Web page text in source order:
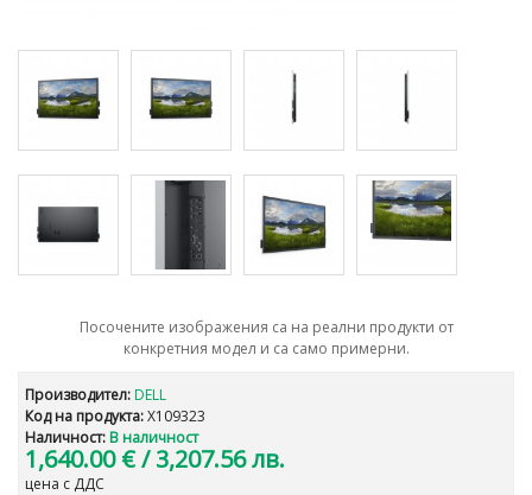
Посочените изображения са на реални продукти от
конкретния модел и са само примерни.
Производител: DELL
Код на продукта:X109323
Наличност: В наличност
1,640.00 €/ 3,207.56 лв.
цена с ДДС